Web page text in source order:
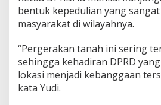
D
e
s
C
i
e
n
bentuk kepedulian yang
masyarakat di wilayahnya.
“Pergerakan tanah ini sering
sehingga kehadiran DPRD
lokasi menjadi kebanggaan
kata Yudi.